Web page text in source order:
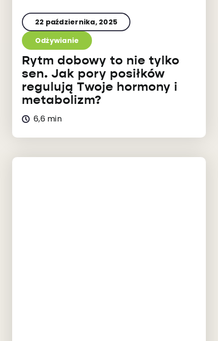
22 października, 2025
Odżywianie
Rytm dobowy to nie tylko
sen. Jak pory posiłków
regulują Twoje hormony i
metabolizm?
6,6 min